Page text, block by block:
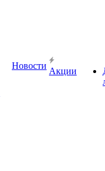
Новости
Акции